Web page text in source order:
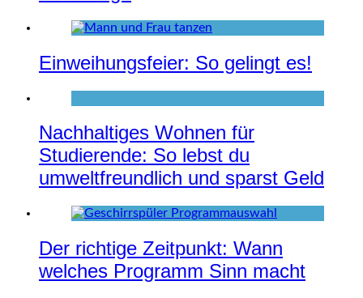
Einweihungsfeier: So gelingt es!
Nachhaltiges Wohnen für
Studierende: So lebst du
umweltfreundlich und sparst Geld
Der richtige Zeitpunkt: Wann
welches Programm Sinn macht